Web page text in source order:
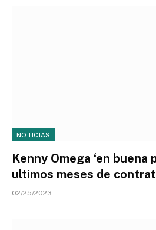
NOTICIAS
Kenny Omega ‘en buena
ultimos meses de
02/25/2023